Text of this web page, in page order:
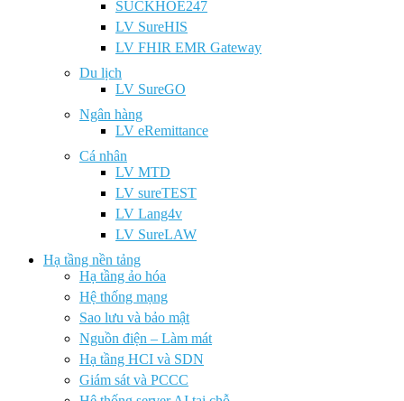
SUCKHOE247
LV SureHIS
LV FHIR EMR Gateway
Du lịch
LV SureGO
Ngân hàng
LV eRemittance
Cá nhân
LV MTD
LV sureTEST
LV Lang4v
LV SureLAW
Hạ tầng nền tảng
Hạ tầng ảo hóa
Hệ thống mạng
Sao lưu và bảo mật
Nguồn điện – Làm mát
Hạ tầng HCI và SDN
Giám sát và PCCC